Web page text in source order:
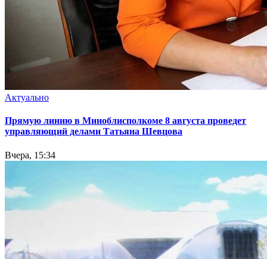
Актуально
Прямую линию в Миноблисполкоме 8 августа проведет
управляющий делами Татьяна Шевцова
Вчера, 15:34